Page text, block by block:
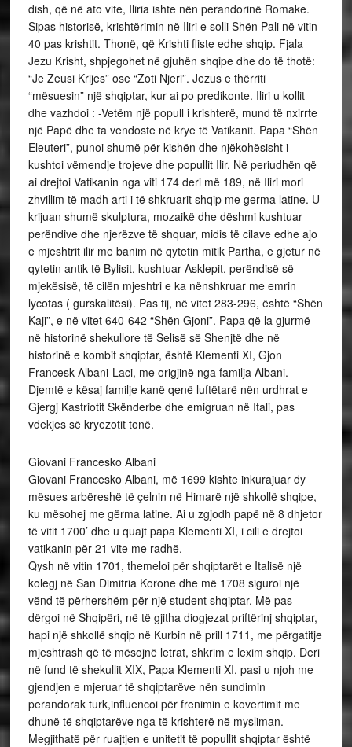
dish, që në ato vite, Iliria ishte nën perandorinë Romake.
Sipas historisë, krishtërimin në Iliri e solli Shën Pali në vitin
40 pas krishtit. Thonë, që Krishti fliste edhe shqip. Fjala
Jezu Krisht, shpjegohet në gjuhën shqipe dhe do të thotë:
“Je Zeusi Krijes” ose “Zoti Njeri”. Jezus e thërriti
“mësuesin” një shqiptar, kur ai po predikonte. Iliri u kollit
dhe vazhdoi : -Vetëm një popull i krishterë, mund të nxirrte
një Papë dhe ta vendoste në krye të Vatikanit. Papa “Shën
Eleuteri”, punoi shumë për kishën dhe njëkohësisht i
kushtoi vëmendje trojeve dhe popullit Ilir. Në periudhën që
ai drejtoi Vatikanin nga viti 174 deri më 189, në Iliri mori
zhvillim të madh arti i të shkruarit shqip me germa latine. U
krijuan shumë skulptura, mozaikë dhe dëshmi kushtuar
perëndive dhe njerëzve të shquar, midis të cilave edhe ajo
e mjeshtrit ilir me banim në qytetin mitik Partha, e gjetur në
qytetin antik të Bylisit, kushtuar Asklepit, perëndisë së
mjekësisë, të cilën mjeshtri e ka nënshkruar me emrin
lycotas ( gurskalitësi). Pas tij, në vitet 283-296, është “Shën
Kaji”, e në vitet 640-642 “Shën Gjoni”. Papa që la gjurmë
në historinë shekullore të Selisë së Shenjtë dhe në
historinë e kombit shqiptar, është Klementi XI, Gjon
Francesk Albani-Laci, me origjinë nga familja Albani.
Djemtë e kësaj familje kanë qenë luftëtarë nën urdhrat e
Gjergj Kastriotit Skënderbe dhe emigruan në Itali, pas
vdekjes së kryezotit tonë.
Giovani Francesko Albani
Giovani Francesko Albani, më 1699 kishte inkurajuar dy
mësues arbëreshë të çelnin në Himarë një shkollë shqipe,
ku mësohej me gërma latine. Ai u zgjodh papë në 8 dhjetor
të vitit 1700’ dhe u quajt papa Klementi XI, i cili e drejtoi
vatikanin për 21 vite me radhë.
Qysh në vitin 1701, themeloi për shqiptarët e Italisë një
kolegj në San Dimitria Korone dhe më 1708 siguroi një
vënd të përhershëm për një student shqiptar. Më pas
dërgoi në Shqipëri, në të gjitha diogjezat priftërinj shqiptar,
hapi një shkollë shqip në Kurbin në prill 1711, me përgatitje
mjeshtrash që të mësojnë letrat, shkrim e lexim shqip. Deri
në fund të shekullit XIX, Papa Klementi XI, pasi u njoh me
gjendjen e mjeruar të shqiptarëve nën sundimin
perandorak turk,influencoi për frenimin e kovertimit me
dhunë të shqiptarëve nga të krishterë në mysliman.
Megjithatë për ruajtjen e unitetit të popullit shqiptar është